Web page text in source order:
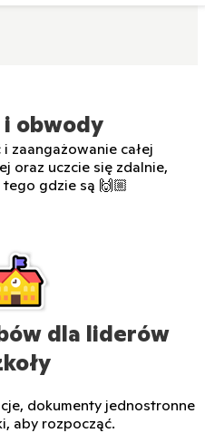
i obwody
zaangażowanie całej
oraz uczcie się zdalnie,
gdzie są 🙌🏼
dla liderów
dokumenty jednostronne
aby rozpocząć.